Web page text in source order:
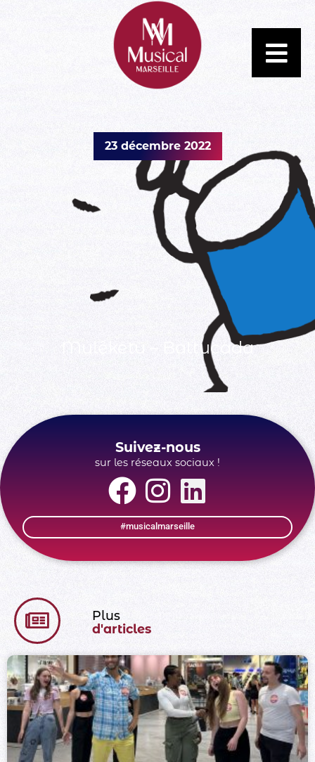
23 décembre 2022
Mulêketu – Battucada
Suivez-nous
sur les réseaux sociaux !
#musicalmarseille
Plus
d'articles